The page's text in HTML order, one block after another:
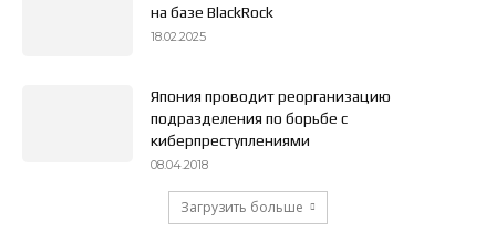
на базе BlackRock
18.02.2025
Япония проводит реорганизацию
подразделения по борьбе с
киберпреступлениями
08.04.2018
Загрузить больше